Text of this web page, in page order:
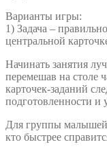
Варианты игры:
1) Задача –
центральной
Начинать занятия
перемешав на столе
карточек-заданий
подготовленности и
Для группы малышей
кто быстрее